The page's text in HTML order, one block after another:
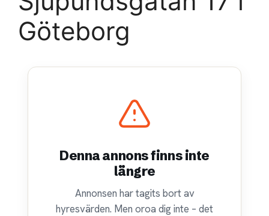
Göteborg
Denna annons finns inte
längre
Annonsen har tagits bort av
hyresvärden. Men oroa dig inte – det